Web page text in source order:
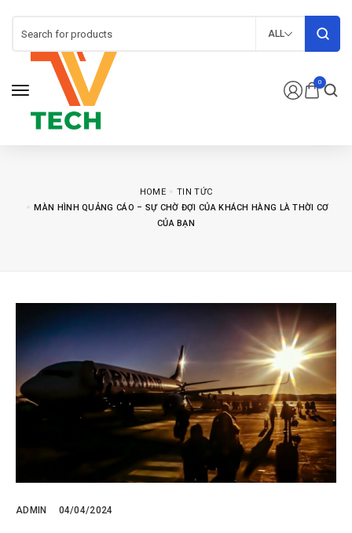
0
ALL
HOME
TIN TỨC
MÀN HÌNH QUẢNG CÁO – SỰ CHỜ ĐỢI CỦA KHÁCH HÀNG LÀ THỜI CƠ
CỦA BẠN
ADMIN 04/04/2024